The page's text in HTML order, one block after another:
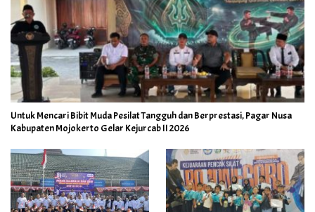
Untuk Mencari Bibit Muda Pesilat Tangguh dan Berprestasi, Pagar Nusa
Kabupaten Mojokerto Gelar Kejurcab II 2026